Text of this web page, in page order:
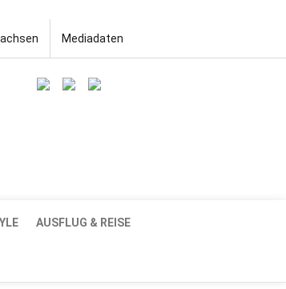
Mediadaten
AUSFLUG & REISE